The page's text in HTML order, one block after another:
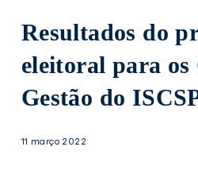
Resultados do
eleitoral para os
Gestão do
11 março 2022